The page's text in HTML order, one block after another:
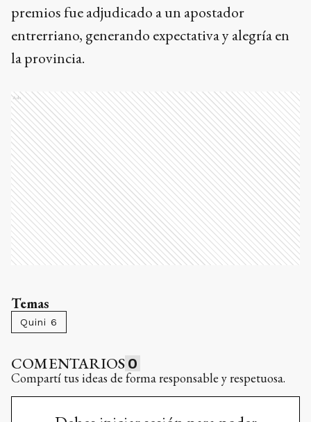
premios fue adjudicado a un apostador
entrerriano, generando expectativa y alegría en
la provincia.
Ads
Temas
Quini 6
COMENTARIOS 0
Compartí tus ideas de forma responsable y respetuosa.